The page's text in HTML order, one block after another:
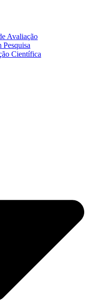
Avaliação
Científica